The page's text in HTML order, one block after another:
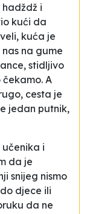
hadždž i
kući da
kuća je
na gume
stidljivo
A
cesta je
jedan putnik,
i
da je
snijeg nismo
djece ili
da ne